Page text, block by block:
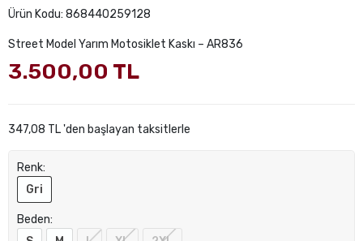
Ürün Kodu: 868440259128
Street Model Yarım Motosiklet Kaskı – AR836
3.500,00 TL
347,08 TL 'den başlayan taksitlerle
Renk:
Gri
Beden: